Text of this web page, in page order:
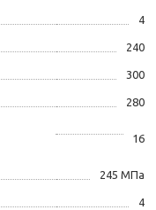
4
240
300
280
16
245 МПа
4